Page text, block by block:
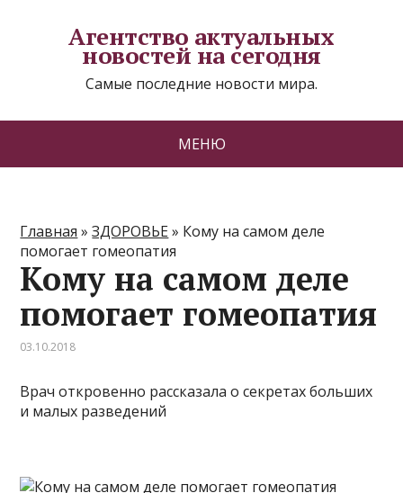
Агентство актуальных
новостей на сегодня
Самые последние новости мира.
МЕНЮ
Главная »ЗДОРОВЬЕ» Кому на самом деле
помогает гомеопатия
Кому на самом деле
помогает гомеопатия
03.10.2018
Врач откровенно рассказала о секретах больших
и малых разведений